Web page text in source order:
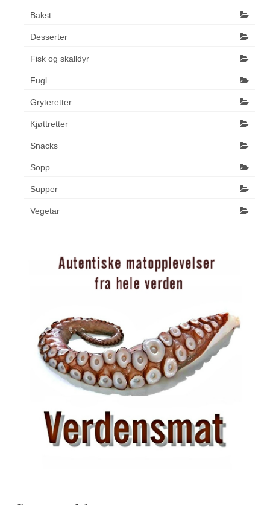
Bakst
Desserter
Fisk og skalldyr
Fugl
Gryteretter
Kjøttretter
Snacks
Sopp
Supper
Vegetar